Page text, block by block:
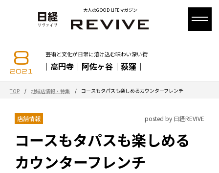
大人のGOOD LIFEマガジン
8
2021
芸術と文化が日常に溶け込む味わい深い街
｜高円寺｜阿佐ヶ谷｜荻窪｜
TOP / 地域店情報・特集 / コースもタパスも楽しめるカウンターフレンチ
店舗情報 posted by 日経REVIVE
コースもタパスも楽しめる
カウンターフレンチ